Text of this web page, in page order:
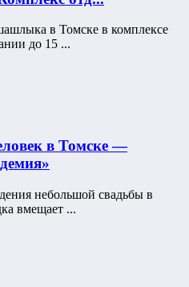
в Томске в комплексе
до 15 ...
в Томске —
небольшой свадьбы в
вмещает ...